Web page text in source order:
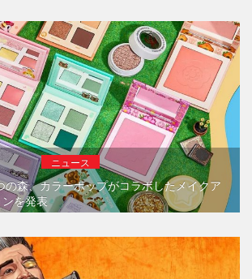
ニュース
の森、カラーポップがコラボしたメイクア
を発表